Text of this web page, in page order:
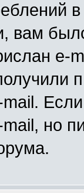
вам
e-
но